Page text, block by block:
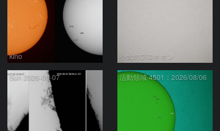
kino 小犬のプロキオン
Sun 2026-08-07 活動領域 4501：2026/08/06